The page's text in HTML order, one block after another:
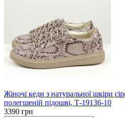
Жіночі кеди з натуральної шкіри
полегшеній підошві, Т-19136-10
3390 грн